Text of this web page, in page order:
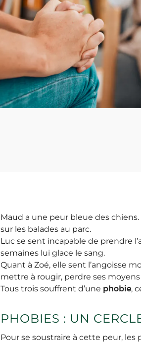
Maud a une peur bleue des
sur les balades au parc.
Luc se sent incapable de prendre
semaines lui glace le sang.
Quant à Zoé, elle sent l’angoisse
mettre à rougir, perdre ses
Tous trois souffrent d’une phobie,
PHOBIES : UN
Pour se soustraire à cette peur, les